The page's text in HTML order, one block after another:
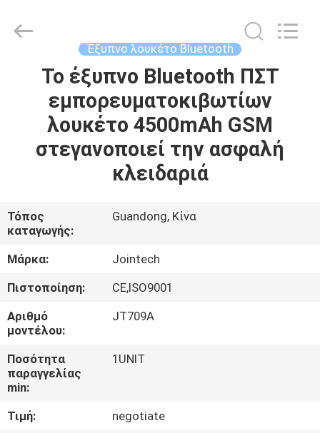
ΣΠΊΤΙ
ΠΡΟΪΌΝΤΑ
ΕΜΦΆΝΙΣΗ
ΠΕΡΊΠΟΥ
ΕΜΕΊΣ
ΓΎΡΟΣ
ΕΡΓΟΣΤΑΣΊΩΝ
ΠΟΙΟΤΙΚΌΣ
Έξυπνο λουκέτο Bluetooth
Το έξυπνο Bluetooth ΠΣΤ
εμπορευματοκιβωτίων
λουκέτο 4500mAh GSM
στεγανοποιεί την ασφαλή
κλειδαριά
Τόπος
καταγωγής:
Guandong, Κίνα
Μάρκα:
Jointech
Πιστοποίηση:
CE,ISO9001
Αριθμό
μοντέλου:
JT709A
Ποσότητα
παραγγελίας
min:
1UNIT
Τιμή:
negotiate